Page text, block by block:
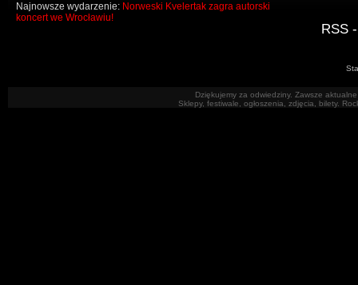
Najnowsze wydarzenie: Norweski Kvelertak zagra autorski
koncert we Wrocławiu!
RSS
Dziękujemy za odwiedziny. Zawsze
Sklepy, festiwale, ogłoszenia, zdjęcia, bilety.